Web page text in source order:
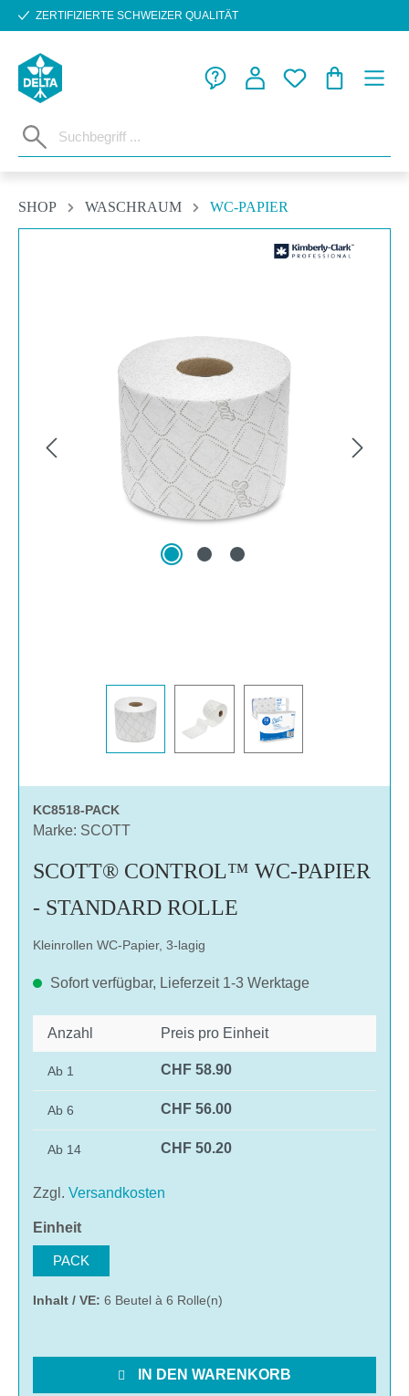
Zum Hauptinhalt springen
ZERTIFIZIERTE SCHWEIZER QUALITÄT
SHOP WASCHRAUM
WC-PAPIER
KC8518-PACK
Marke: SCOTT
SCOTT® CONTROL™ WC-PAPIER
- STANDARD ROLLE
Kleinrollen WC-Papier, 3-lagig
Sofort verfügbar, Lieferzeit 1-3 Werktage
Anzahl Preis pro Einheit
Ab 1 CHF 58.90
Ab 6 CHF 56.00
Ab 14 CHF 50.20
Zzgl. Versandkosten
Einheitauswählen
PACK
Inhalt / VE: 6 Beutel à 6 Rolle(n)
IN DEN WARENKORB